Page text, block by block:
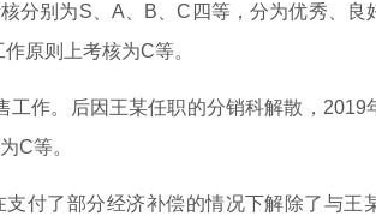
分别为S、A、B、C四等，分为优秀、良
原则上考核为C等。
作。后因王某任职的分销科解散，2019
C等。
了部分经济补偿的情况下解除了与王